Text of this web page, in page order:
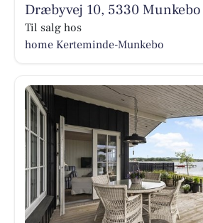
Dræbyvej 10, 5330 Munkebo
Til salg hos
home Kerteminde-Munkebo